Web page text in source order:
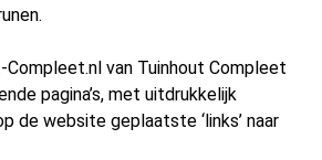
van Tuinhout Compleet
pagina’s, met uitdrukkelijk
de website geplaatste ‘links’ naar